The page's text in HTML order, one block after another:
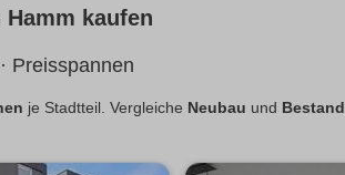
kaufen
Preisspannen
je Stadtteil. Vergleiche Neubau und Bestand